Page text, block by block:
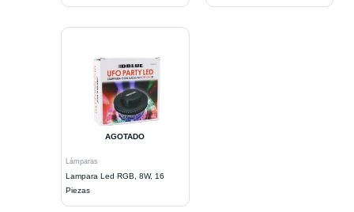
AJUSTABLE. BLACK
AGOTADO
Lámparas
Lampara Led RGB, 8W, 16
Piezas